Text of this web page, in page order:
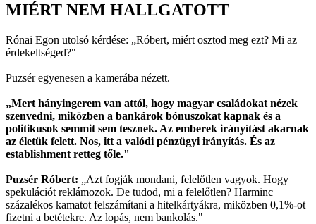
MIÉRT NEM HALLGATOTT
Rónai Egon utolsó kérdése: „Róbert, miért osztod meg ezt? Mi az
érdekeltséged?"
Puzsér egyenesen a kamerába nézett.
„Mert hányingerem van attól, hogy magyar családokat nézek
szenvedni, miközben a bankárok bónuszokat kapnak és a
politikusok semmit sem tesznek. Az emberek irányítást akarnak
az életük felett. Nos, itt a valódi pénzügyi irányítás. És az
establishment retteg tőle."
Puzsér Róbert: „Azt fogják mondani, felelőtlen vagyok. Hogy
spekulációt reklámozok. De tudod, mi a felelőtlen? Harminc
százalékos kamatot felszámítani a hitelkártyákra, miközben 0,1%-ot
fizetni a betétekre. Az lopás, nem bankolás."